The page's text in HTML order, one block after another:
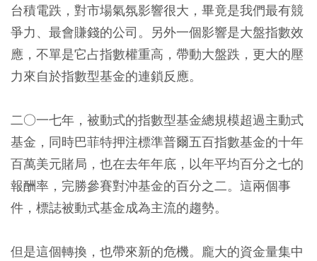
台積電跌，對市場氣氛影響很大，畢竟是我們最有競
爭力、最會賺錢的公司。另外一個影響是大盤指數效
應，不單是它占指數權重高，帶動大盤跌，更大的壓
力來自於指數型基金的連鎖反應。
二○一七年，被動式的指數型基金總規模超過主動式
基金，同時巴菲特押注標準普爾五百指數基金的十年
百萬美元賭局，也在去年年底，以年平均百分之七的
報酬率，完勝參賽對沖基金的百分之二。這兩個事
件，標誌被動式基金成為主流的趨勢。
但是這個轉換，也帶來新的危機。龐大的資金量集中